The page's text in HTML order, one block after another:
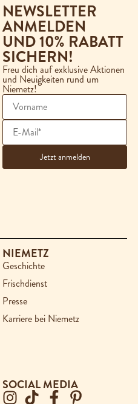
NEWSLETTER
ANMELDEN
UND 10% RABATT
SICHERN!
Freu dich auf exklusive Aktionen
und Neuigkeiten rund um
Niemetz!
NIEMETZ
Geschichte
Frischdienst
Presse
Karriere bei Niemetz
SOCIAL MEDIA